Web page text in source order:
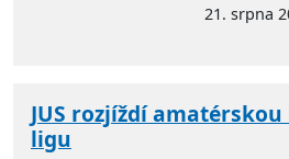
21. srpna
JUS rozjíždí
ligu